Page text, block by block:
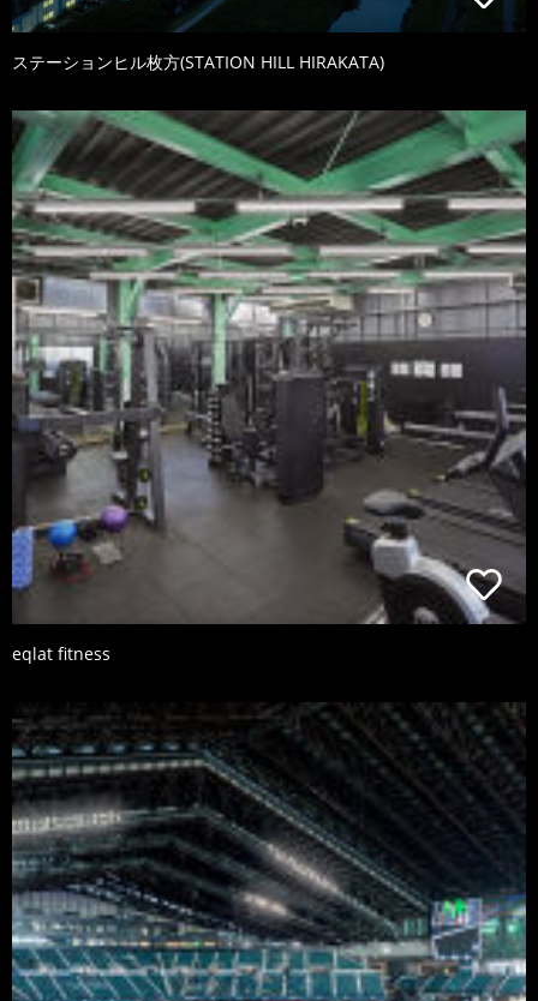
ステーションヒル枚方(STATION HILL HIRAKATA)
eqlat fitness